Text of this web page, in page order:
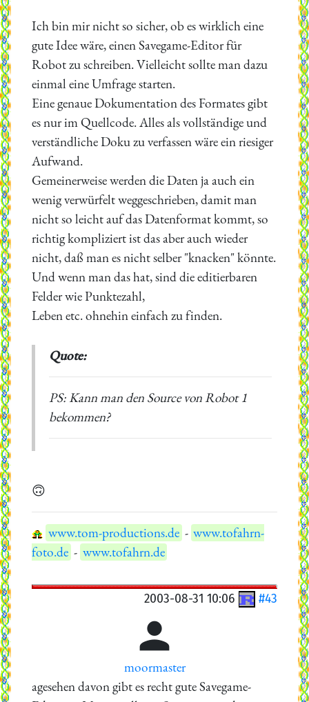
Ich bin mir nicht so sicher, ob es wirklich eine
gute Idee wäre, einen Savegame-Editor für
Robot zu schreiben. Vielleicht sollte man dazu
einmal eine Umfrage starten.
Eine genaue Dokumentation des Formates gibt
es nur im Quellcode. Alles als vollständige und
verständliche Doku zu verfassen wäre ein riesiger
Aufwand.
Gemeinerweise werden die Daten ja auch ein
wenig verwürfelt weggeschrieben, damit man
nicht so leicht auf das Datenformat kommt, so
richtig kompliziert ist das aber auch wieder
nicht, daß man es nicht selber "knacken" könnte.
Und wenn man das hat, sind die editierbaren
Felder wie Punktezahl,
Leben etc. ohnehin einfach zu finden.
Quote:
PS: Kann man den Source von Robot 1
bekommen?
🙃
www.tom-productions.de - www.tofahrn-
foto.de - www.tofahrn.de
2003-08-31 10:06 #43

moormaster
agesehen davon gibt es recht gute Savegame-